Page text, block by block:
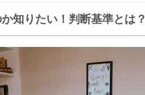
知りたい！判断基準とは？